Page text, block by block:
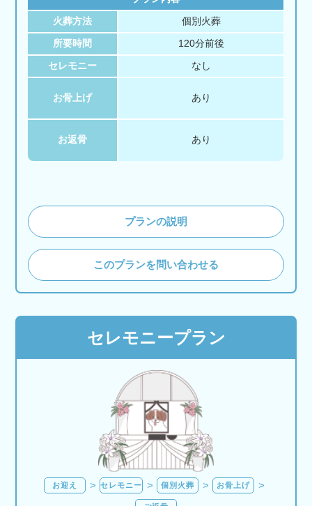
火葬方法 個別火葬
所要時間 120分前後
セレモニー なし
お骨上げ あり
お返骨 あり
プランの説明
このプランを問い合わせる
セレモニープラン
お迎え セレモニー 個別火葬 お骨上げ